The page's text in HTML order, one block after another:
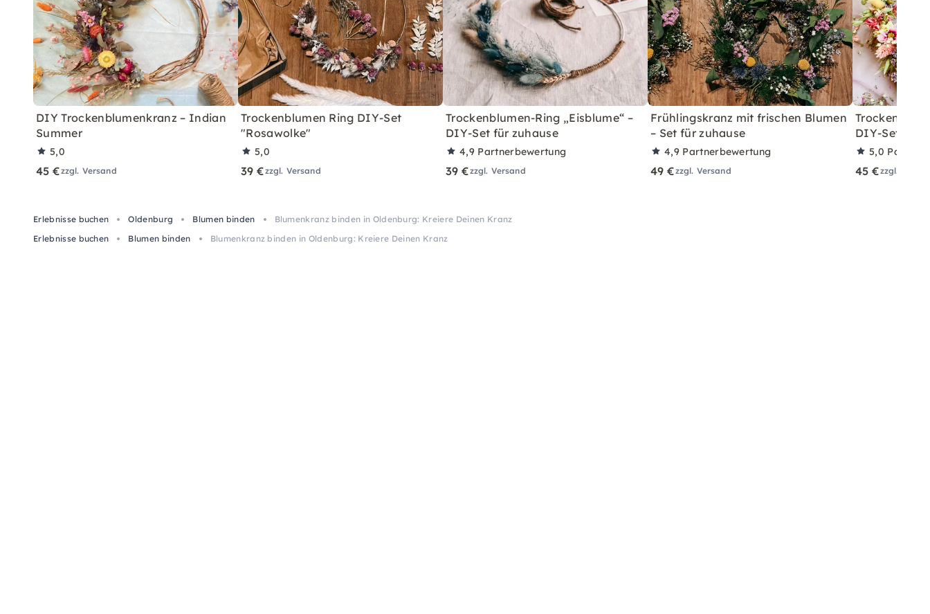
DIY Trockenblumenkranz – Indian
Summer
5,0
45 €zzgl. Versand
Trockenblumen Ring DIY-Set
"Rosawolke"
5,0
39 €zzgl. Versand
Trockenblumen-Ring „Eisblume“ –
DIY-Set für zuhause
4,9 Partnerbewertung
39 €zzgl. Versand
Frühlingskranz mit frischen Blumen
– Set für zuhause
4,9 Partnerbewertung
49 €zzgl. Versand
DIY-Set für
5,0
45 €zzgl.
Erlebnisse buchen Oldenburg Blumen binden
Blumenkranz binden in Oldenburg: Kreiere Deinen Kranz
Erlebnisse buchen
Blumen binden Blumenkranz binden in Oldenburg: Kreiere Deinen Kranz